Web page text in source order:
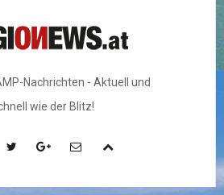
Nachrichten - Aktuell und
wie der Blitz!